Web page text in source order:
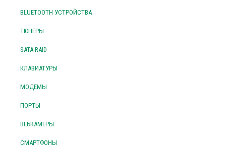
BLUETOOTH УСТРОЙСТВА
ТЮНЕРЫ
SATA-RAID
КЛАВИАТУРЫ
МОДЕМЫ
ПОРТЫ
ВЕБКАМЕРЫ
СМАРТФОНЫ